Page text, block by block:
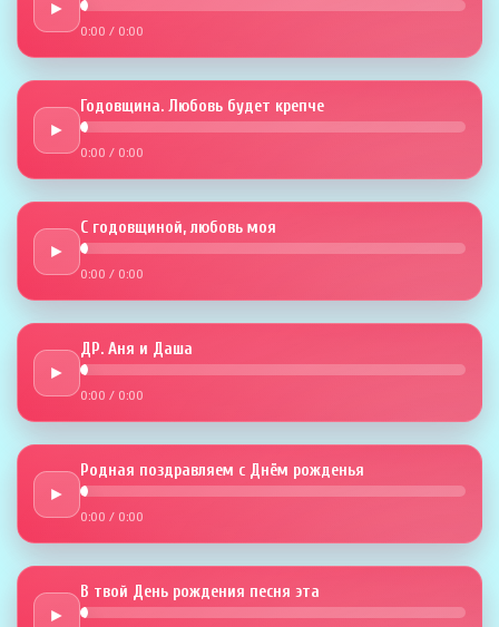
►
0:00 / 0:00
►
Годовщина. Любовь будет крепче
0:00 / 0:00
►
С годовщиной, любовь моя
0:00 / 0:00
►
ДР. Аня и Даша
0:00 / 0:00
►
Родная поздравляем с Днём рожденья
0:00 / 0:00
►
В твой День рождения песня эта